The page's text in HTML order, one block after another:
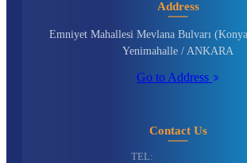
Address
Emniyet Mahallesi Mevlana Bulvarı
Yenimahalle / ANKARA
Go to Address
Contact Us
TEL: